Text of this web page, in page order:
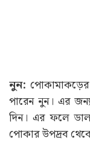
নুন:
পারেন নুন। এর
দিন। এর ফলে ডাল
পোকার উপদ্রব